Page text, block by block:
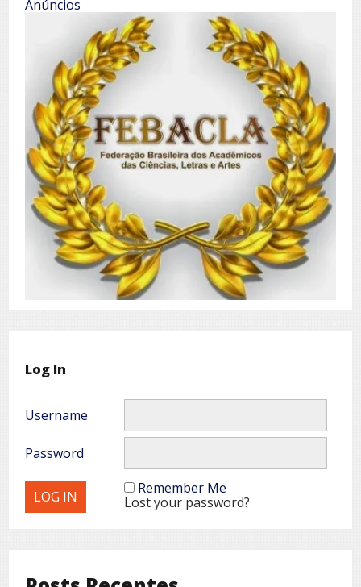
Anúncios
Log In
Username
Password
Remember Me
Lost your password?